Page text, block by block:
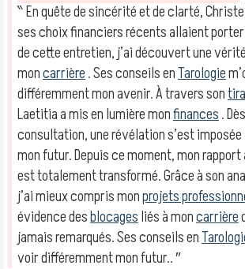
‶ En quête de sincérité et de clarté,
ses choix financiers récents allaient
de cette entretien, j’ai découvert une
moncarrière. Ses conseils enTarologie
différemment mon avenir. À travers son
Laetitia a mis en lumière monfinances.
consultation, une révélation s’est
mon futur. Depuis ce moment, mon
est totalement transformé. Grâce à son
j’ai mieux compris monprojets
évidence desblocagesliés à moncarrière
jamais remarqués. Ses conseils en
voir différemment mon futur.. ″